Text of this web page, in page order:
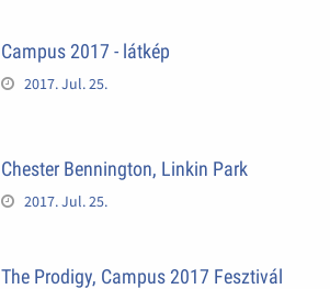
Campus 2017 - látkép
2017. Jul. 25.
Chester Bennington, Linkin Park
2017. Jul. 25.
The Prodigy, Campus 2017 Fesztivál